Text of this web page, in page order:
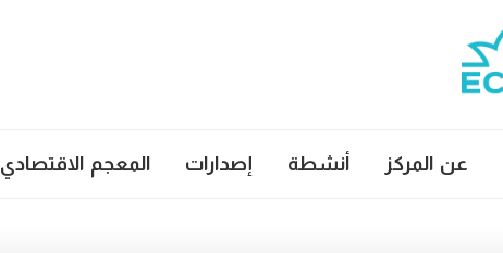
عن المركز أنشطة إصدارات المعجم الاقتصادي